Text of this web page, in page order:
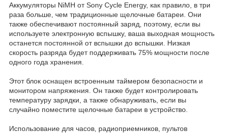
Аккумуляторы NiMH от Sony Cycle Energy, как правило, в три
раза больше, чем традиционные щелочные батареи. Они
также обеспечивают постоянный заряд, поэтому, если вы
используете электронную вспышку, ваша выходная мощность
останется постоянной от вспышки до вспышки. Низкая
скорость разряда будет поддерживать 75% мощности после
одного года хранения.
Этот блок оснащен встроенным таймером безопасности и
монитором напряжения. Он также будет контролировать
температуру зарядки, а также обнаруживать, если вы
случайно поместите щелочные батареи в устройство.
Использование для часов, радиоприемников, пультов